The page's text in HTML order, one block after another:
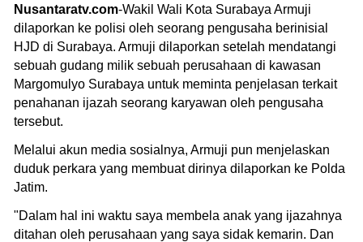
Nusantaratv.com-Wakil Wali Kota Surabaya Armuji
dilaporkan ke polisi oleh seorang pengusaha berinisial
HJD di Surabaya. Armuji dilaporkan setelah mendatangi
sebuah gudang milik sebuah perusahaan di kawasan
Margomulyo Surabaya untuk meminta penjelasan terkait
penahanan ijazah seorang karyawan oleh pengusaha
tersebut.
Melalui akun media sosialnya, Armuji pun menjelaskan
duduk perkara yang membuat dirinya dilaporkan ke Polda
Jatim.
"Dalam hal ini waktu saya membela anak yang ijazahnya
ditahan oleh perusahaan yang saya sidak kemarin. Dan